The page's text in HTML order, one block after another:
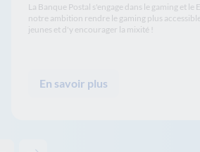
La Banque Postal s'engage dans le gaming et le
notre ambition rendre le gaming plus
jeunes et d'y encourager la mixité !
En savoir plus